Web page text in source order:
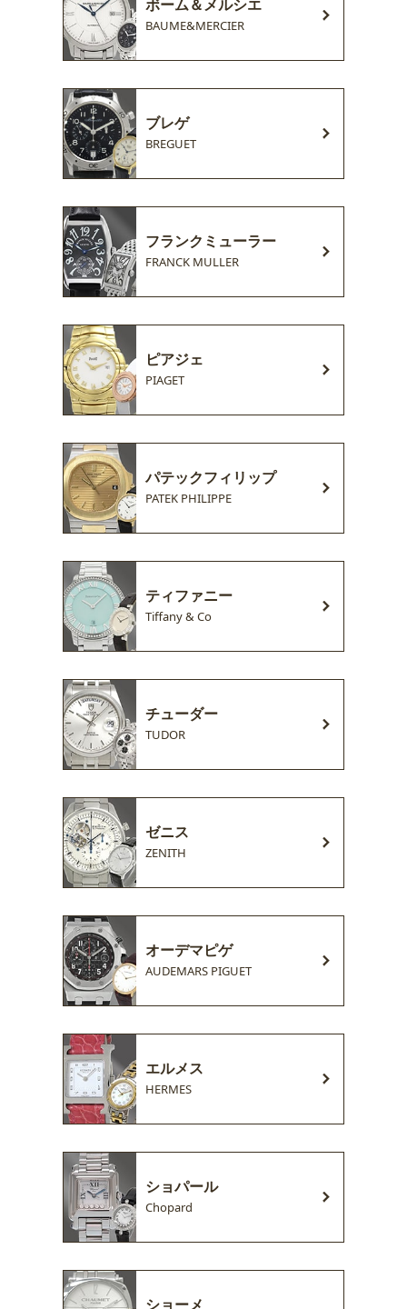
ボーム＆メルシエ
BAUME&MERCIER
ブレゲ
BREGUET
フランクミューラー
FRANCK MULLER
ピアジェ
PIAGET
パテックフィリップ
PATEK PHILIPPE
ティファニー
Tiffany & Co
チューダー
TUDOR
ゼニス
ZENITH
オーデマピゲ
AUDEMARS PIGUET
エルメス
HERMES
ショパール
Chopard
ショーメ